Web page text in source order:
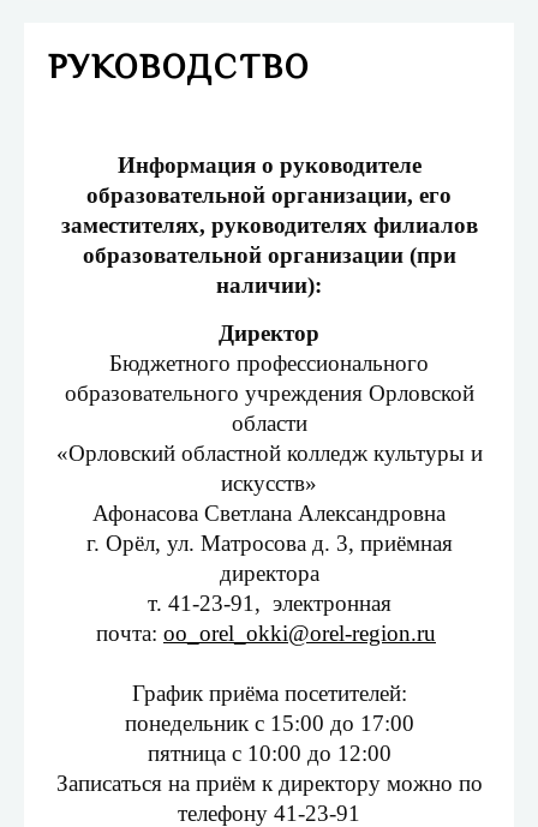
РУКОВОДСТВО
Информация о руководителе
образовательной организации, его
заместителях, руководителях филиалов
образовательной организации (при
наличии):
Директор
Бюджетного профессионального
образовательного учреждения Орловской
области
«Орловский областной колледж культуры и
искусств»
Афонасова Светлана Александровна
г. Орёл, ул. Матросова д. 3, приёмная
директора
т. 41-23-91, электронная
почта: oo_orel_okki@orel-region.ru
График приёма посетителей:
понедельник с 15:00 до 17:00
пятница с 10:00 до 12:00
Записаться на приём к директору можно по
телефону 41-23-91